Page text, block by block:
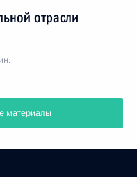
отрасли
материалы